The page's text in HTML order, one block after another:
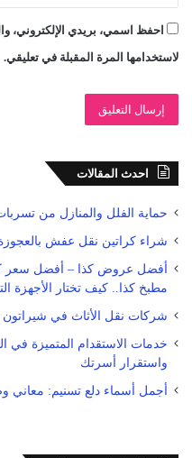
احفظ اسمي، بريدي الإلكتروني،
لاستخدامها المرة المقبلة في تعليقي.
احدث المقالات
حماية الفلل والمنازل من
شراء كراتين نقل عفش بالعجوزة بأسعار
أفضل عروض كذا – أفضل
مطبخ كذا.. كيف تختار الأجهزة
شركات نقل الأثاث في شيراتون ومصر
خدمات الاستقدام المتميزة في
واستقرار أسرتك
أجمل أسماء دلع تسنيم: معاني